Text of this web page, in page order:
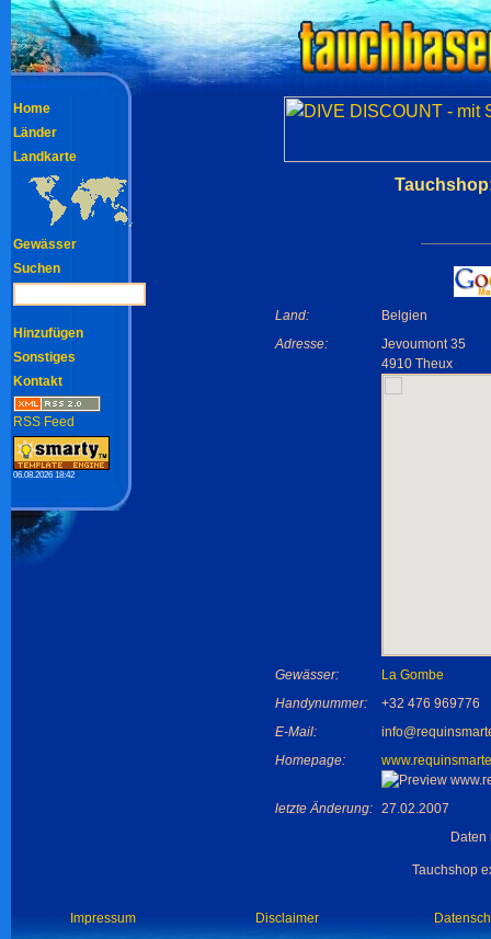
Land:
Belgien
Adresse:
Jevoumont 35
4910 Theux
Gewässer:
La Gombe
Handynummer:
+32 476 969776
E-Mail:
Homepage:
letzte Änderung: 27.02.2007
Tauchshop
Home
Länder
Landkarte
Gewässer
Suchen
Hinzufügen
Sonstiges
Kontakt
RSS Feed
06.08.2026 18:42
Impressum Disclaimer